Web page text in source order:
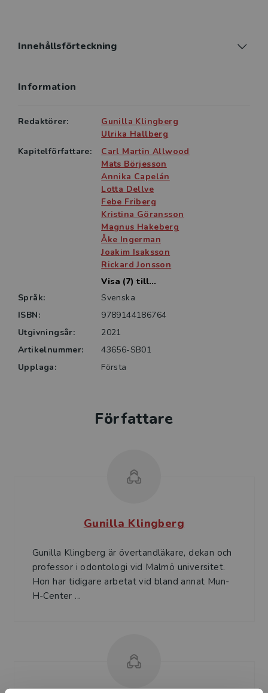
Kvalitativa metoder helt enkelt! vänder sig till
utbildningar på alla nivåer inom medicin, vård och
Innehållsförteckning
Information
Redaktörer:
Gunilla Klingberg
Ulrika Hallberg
Kapitelförfattare:
Carl Martin Allwood
Mats Börjesson
Annika Capelán
Lotta Dellve
Febe Friberg
Kristina Göransson
Magnus Hakeberg
Åke Ingerman
Joakim Isaksson
Rickard Jonsson
Visa (7) till...
Språk:
Svenska
ISBN:
9789144186764
Utgivningsår:
2021
Artikelnummer:
43656-SB01
Upplaga:
Första
Författare
Gunilla Klingberg
Gunilla Klingberg är övertandläkare, dekan och
professor i odontologi vid Malmö universitet.
Hon har tidigare arbetat vid bland annat Mun-
H-Center ...